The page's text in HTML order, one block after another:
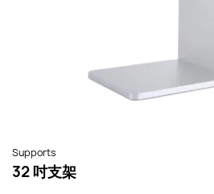
Supports
32 吋支架